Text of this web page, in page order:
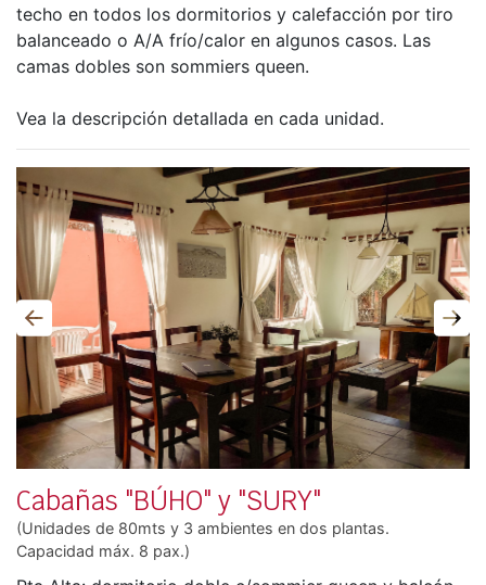
techo en todos los dormitorios y calefacción por tiro
balanceado o A/A frío/calor en algunos casos. Las
camas dobles son sommiers queen.
Vea la descripción detallada en cada unidad.
Cabañas "BÚHO" y "SURY"
(Unidades de 80mts y 3 ambientes en dos plantas.
Capacidad máx. 8 pax.)
Anterior